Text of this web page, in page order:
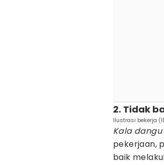
2. Tidak
Ilustrasi bekerja
Kala dangu
pekerjaan,
baik